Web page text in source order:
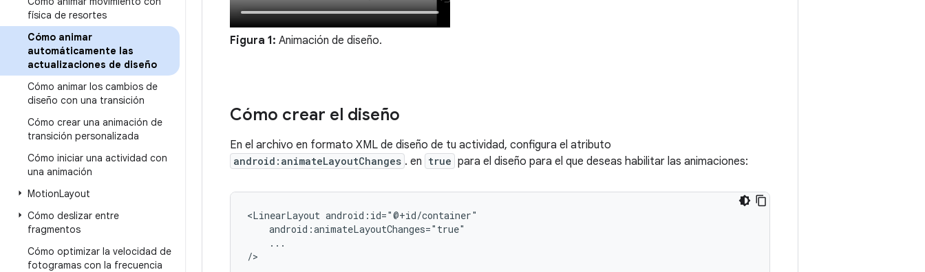
física de resortes
Cómo animar
automáticamente las
actualizaciones de diseño
Cómo animar los cambios de
diseño con una transición
Cómo crear una animación de
transición personalizada
Cómo iniciar una actividad con
una animación
MotionLayout
Cómo deslizar entre
fragmentos
Cómo optimizar la velocidad de
fotogramas con la frecuencia
Figura 1: Animación de diseño.
Cómo crear el diseño
En el archivo en formato XML de diseño de tu actividad, configura el atributo
android:animateLayoutChanges . en true para el diseño para el que deseas habilitar las animaciones:
<LinearLayout
...
/>